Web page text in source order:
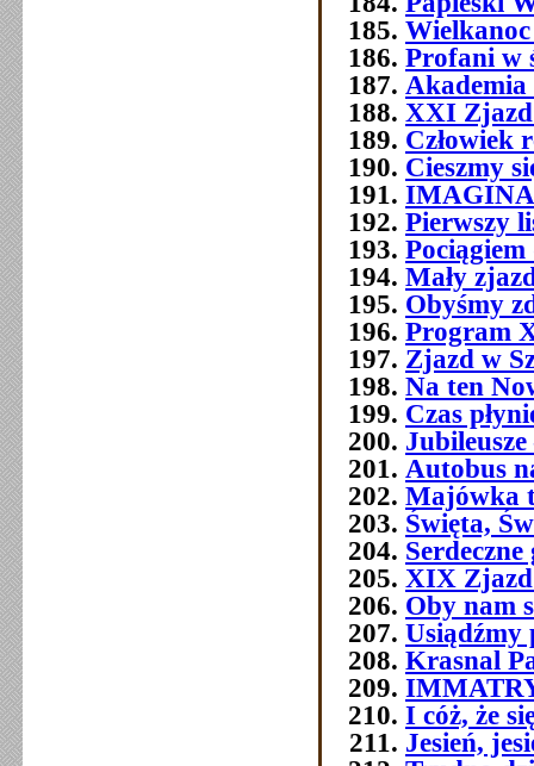
Profani w
XXI
Człowiek
Cieszmy
Pierwszy
Mały
Obyśmy
Program
Zjazd w
Na ten
Czas
Autobus
Majówka
Święta,
XIX
Oby nam
Usiądźmy
Krasnal
I cóż, że
Jesień,